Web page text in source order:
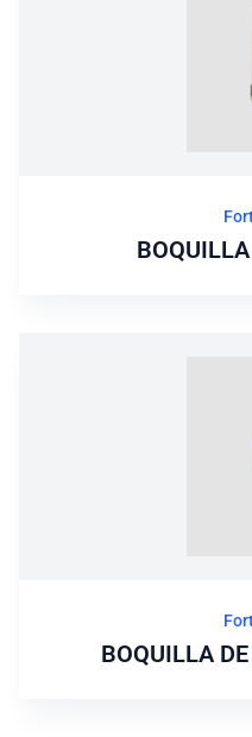
BOQUILLA